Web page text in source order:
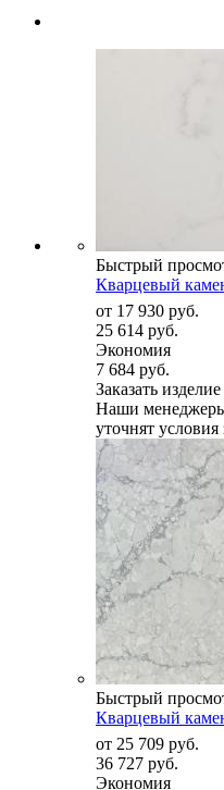
Быстрый
Кварцевый
от 17 930 руб.
25 614 руб.
Экономия
7 684 руб.
Заказать изделие
Наши менеджеры
уточнят условия
Быстрый
Кварцевый
от 25 709 руб.
36 727 руб.
Экономия